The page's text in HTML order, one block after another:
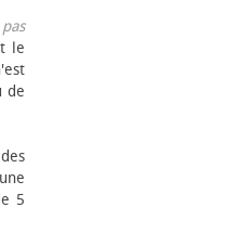
le
de
5